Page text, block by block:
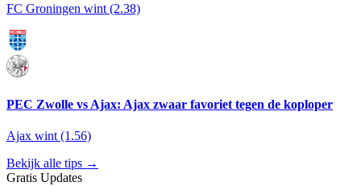
FC Groningen wint (2.38)
PEC Zwolle vs Ajax: Ajax zwaar favoriet tegen de koploper
Ajax wint (1.56)
Bekijk alle tips →
Gratis Updates